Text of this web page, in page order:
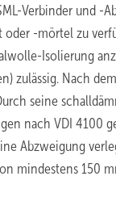
Verbinder und
-mörtel zu
Isolierung
zulässig. Nach
seine
nach VDI 4100
Abzweigung
mindestens 150